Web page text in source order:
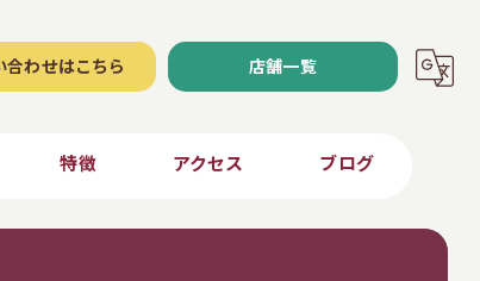
合わせはこちら 店舗一覧
特徴 アクセス ブログ